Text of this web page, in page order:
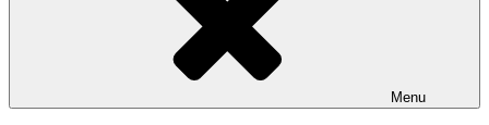
Menu